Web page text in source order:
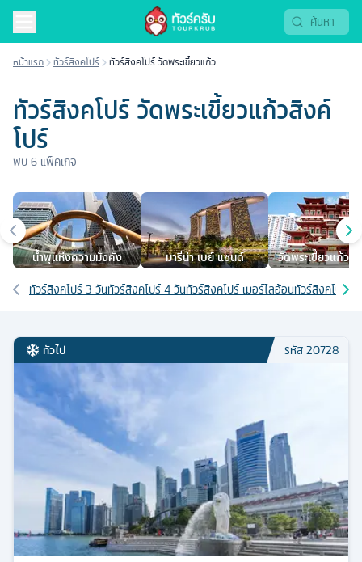
หน้าแรก ทัวร์สิงคโปร์
ทัวร์สิงคโปร์ วัดพระเขี้ยวแก้ว
ทัวร์สิงคโปร์ วัดพระเขี้ยวแก้วสิงค์
โปร์
พบ6 แพ็คเกจ
เมืองยอดนิยม
นํ้าพุแห่งความมั่งคั่ง มารีน่า เบย์ แซนด์ วัดพระเขี้ยวแก้วสิ
เส้นทางที่เกี่ยวข้อง
ทัวร์สิงคโปร์ 3 วันทัวร์สิงคโปร์ 4 วันทัวร์สิงคโปร์ เมอร์ไลอ้อนทัวร์สิงคโปร์ ส
ทั่วไป รหัส20728